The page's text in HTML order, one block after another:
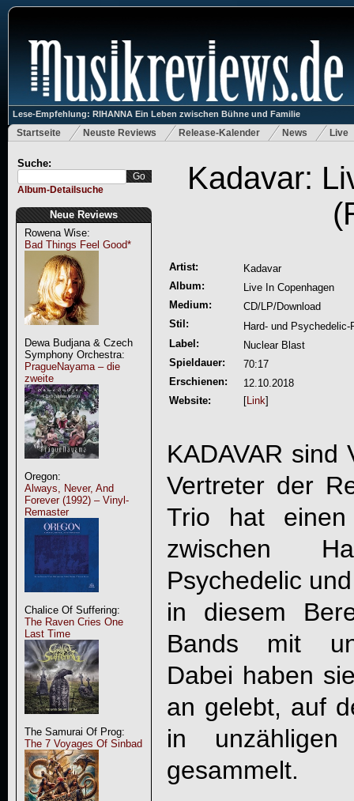
Lese-Empfehlung: RIHANNA Ein Leben zwischen Bühne und Familie
Startseite Neuste Reviews Release-Kalender News Live
Suche:
Album-Detailsuche
Neue Reviews
Rowena Wise:
Bad Things Feel Good*
Dewa Budjana & Czech
Symphony Orchestra:
PragueNayama – die
zweite
Oregon:
Always, Never, And
Forever (1992) – Vinyl-
Remaster
Chalice Of Suffering:
The Raven Cries One
Last Time
The Samurai Of Prog:
The 7 Voyages Of Sinbad
Kadavar:
Artist:
Kadavar
Album:
Live In Copenhagen
Medium:
CD/LP/Download
Stil:
Hard- und Psychedelic-
Label:
Nuclear Blast
Spieldauer:
70:17
Erschienen:
12.10.2018
Website:
[Link]
KADAVAR sind
Vertreter der
Trio hat
zwischen
Psychedelic
in diesem
Bands mit
Dabei haben
an gelebt, auf
in unzähligen
gesammelt.